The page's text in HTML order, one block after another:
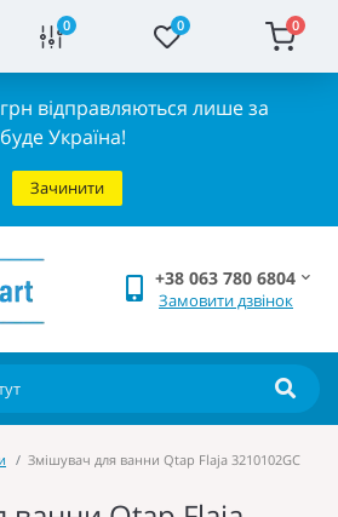
0 0 0
відправляються лише за
Україна!
Зачинити
+38 063 780 6804
Замовити дзвінок
Змішувач для ванни Qtap Flaja 3210102GC